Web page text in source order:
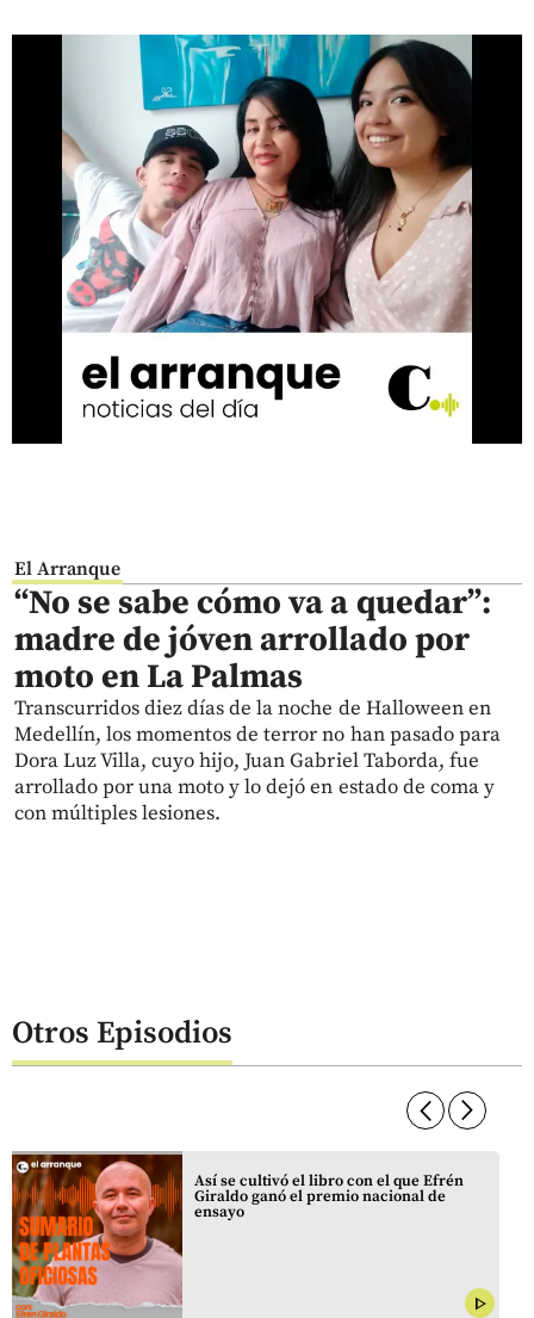
El Arranque
“No se sabe cómo va a quedar”:
madre de jóven arrollado por
moto en La Palmas
Transcurridos diez días de la noche de Halloween en
Medellín, los momentos de terror no han pasado para
Dora Luz Villa, cuyo hijo, Juan Gabriel Taborda, fue
arrollado por una moto y lo dejó en estado de coma y
con múltiples lesiones.
Otros Episodios
arrow_forward_ios
Así se cultivó el libro con el que Efrén
Giraldo ganó el premio nacional de
ensayo
play_arrow
arrow_forward_ios